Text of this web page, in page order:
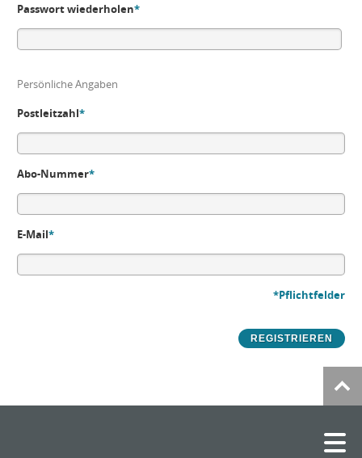
Passwort wiederholen*
Persönliche Angaben
Postleitzahl*
Abo-Nummer*
E-Mail*
*Pflichtfelder